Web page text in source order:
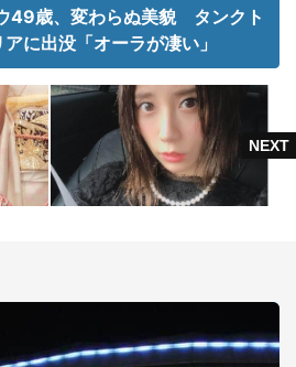
49歳、変わらぬ美貌 タンクト
に出没「オーラが凄い」